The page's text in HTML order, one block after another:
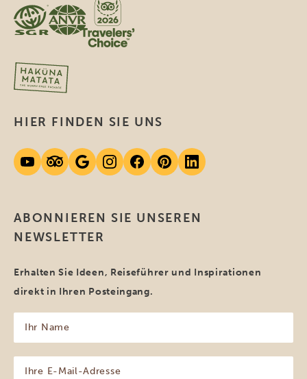
ABONNIEREN SIE UNSEREN
NEWSLETTER
Erhalten Sie Ideen, Reiseführer und Inspirationen
direkt in Ihren Posteingang.
Name
(erforderlich)
HIER FINDEN SIE UNS